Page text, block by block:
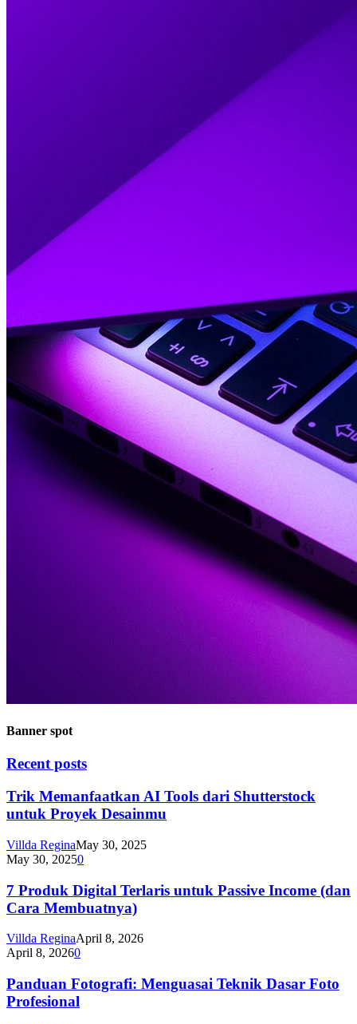
Banner spot
Recent posts
Trik Memanfaatkan AI Tools dari Shutterstock
untuk Proyek Desainmu
Villda ReginaMay 30, 2025
May 30, 20250
7 Produk Digital Terlaris untuk Passive Income (dan
Cara Membuatnya)
Villda ReginaApril 8, 2026
April 8, 20260
Panduan Fotografi: Menguasai Teknik Dasar Foto
Profesional